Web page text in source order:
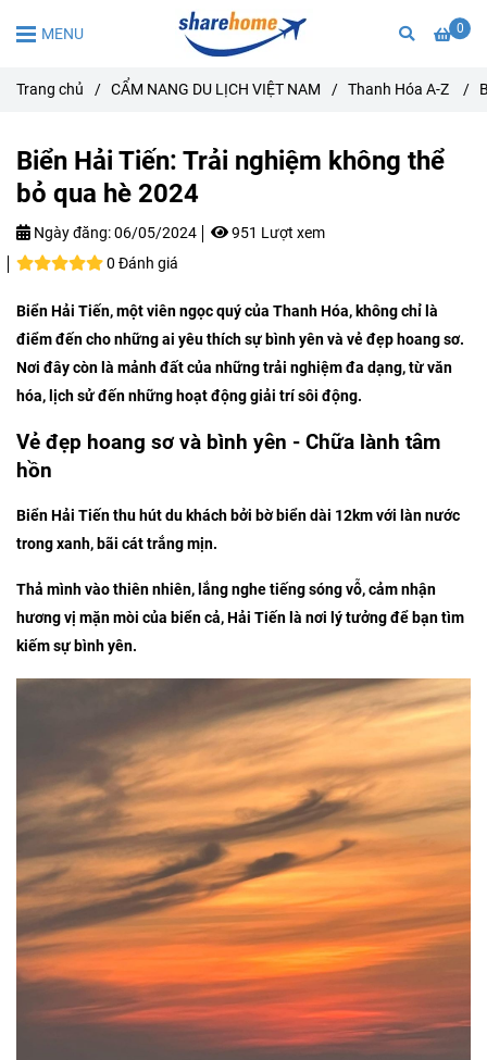
0
MENU
Trang chủ / CẨM NANG DU LỊCH VIỆT NAM / Thanh Hóa A-Z /
Biển Hải Tiến: Trải nghiệm không thể
bỏ qua hè 2024
Ngày đăng:06/05/2024
951 Lượt xem
0 Đánh giá
Biển Hải Tiến, một viên ngọc quý của Thanh Hóa, không chỉ là
điểm đến cho những ai yêu thích sự bình yên và vẻ đẹp hoang sơ.
Nơi đây còn là mảnh đất của những trải nghiệm đa dạng, từ văn
hóa, lịch sử đến những hoạt động giải trí sôi động.
Vẻ đẹp hoang sơ và bình yên - Chữa lành tâm
hồn
Biển Hải Tiến thu hút du khách bởi bờ biển dài 12km với làn nước
trong xanh, bãi cát trắng mịn.
Thả mình vào thiên nhiên, lắng nghe tiếng sóng vỗ, cảm nhận
hương vị mặn mòi của biển cả, Hải Tiến là nơi lý tưởng để bạn tìm
kiếm sự bình yên.